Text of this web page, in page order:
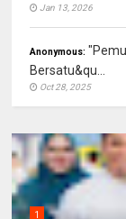
Jan 13, 2026
Anonymous:
Bersatu&qu...
Oct 28, 2025
1